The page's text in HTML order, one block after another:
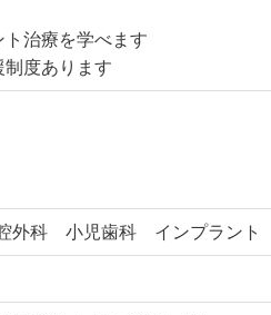
治療を学べます
度あります
外科 小児歯科 インプラント